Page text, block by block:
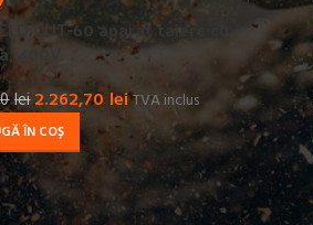
CUT-60 aparat taiere cu
400V
lei2.262,70 leiTVA inclus
ÎN COȘ